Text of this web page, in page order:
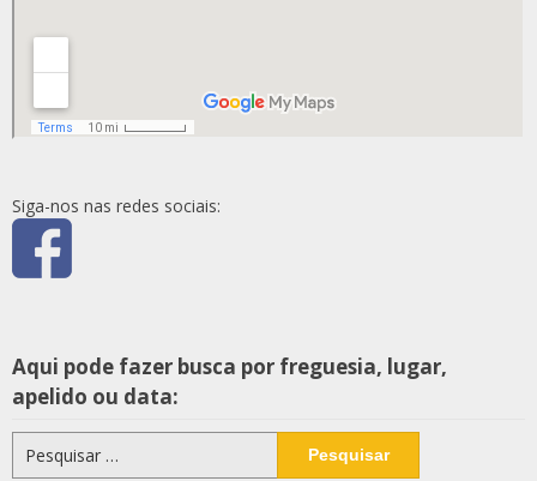
Siga-nos nas redes sociais:
Aqui pode fazer busca por freguesia, lugar,
apelido ou data:
por: